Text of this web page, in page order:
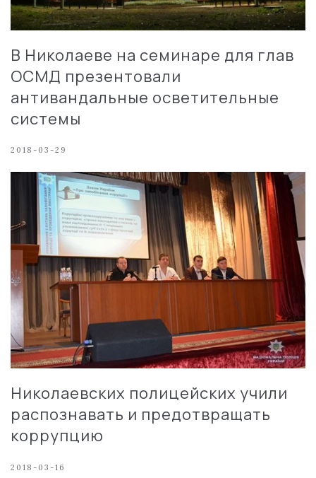
В Николаеве на семинаре для глав
ОСМД презентовали
антивандальные осветительные
системы
2018-03-29
Николаевских полицейских учили
распознавать и предотвращать
коррупцию
2018-03-16